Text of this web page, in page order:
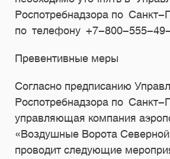
Роспотребнадзора по Санкт-
по телефону +7-800-555-
Превентивные меры
Согласно предписанию
Роспотребнадзора по Санкт-
управляющая компания
«Воздушные Ворота
проводит следующие